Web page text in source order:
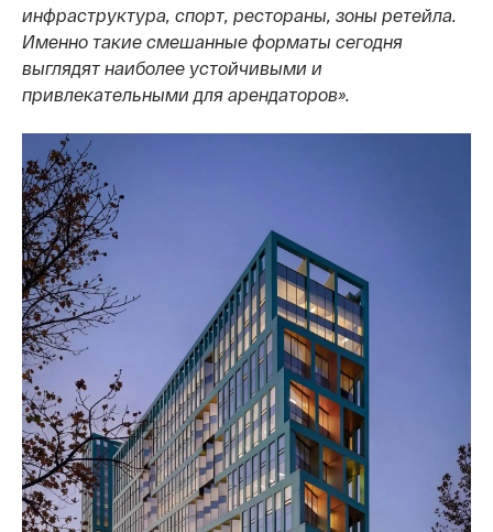
инфраструктура, спорт, рестораны, зоны ретейла.
Именно такие смешанные форматы сегодня
выглядят наиболее устойчивыми и
привлекательными для арендаторов».